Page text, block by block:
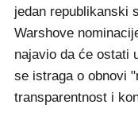
jedan republikanski
Warshove
najavio da će ostati
se istraga o obnovi
transparentnost i